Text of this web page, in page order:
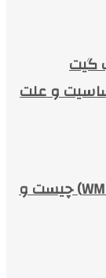
گیت
و علت
بروکر دبلیو ام مارکتس (WM Markets) چیست و